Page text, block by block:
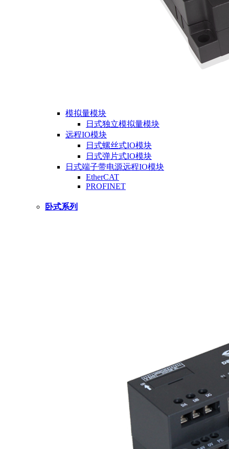
模拟量模块
日式独立模拟量模块
远程IO模块
日式螺丝式IO模块
日式弹片式IO模块
日式端子带电源远程IO模块
EtherCAT
PROFINET
卧式系列